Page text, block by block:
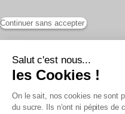
Continuer sans accepter
Salut c'est nous...
les Cookies !
On le sait, nos cookies ne sont
du sucre. Ils n’ont ni pépites de
Conditions
Conditions générales